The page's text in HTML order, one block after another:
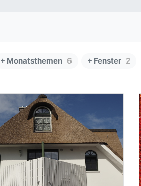
+ Monatsthemen 6 + Fenster 2